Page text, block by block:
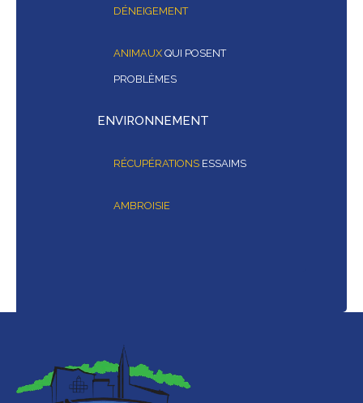
DÉNEIGEMENT
ANIMAUX QUI POSENT
PROBLÈMES
ENVIRONNEMENT
RÉCUPÉRATIONS ESSAIMS
AMBROISIE